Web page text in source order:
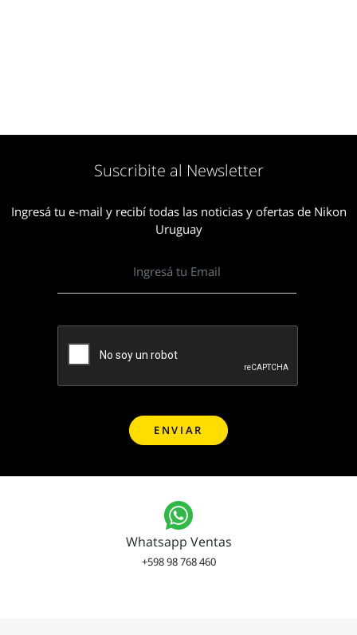
Suscribite al Newsletter
Ingresá tu e-mail y recibí todas las noticias y ofertas de Nikon
Uruguay
Whatsapp Ventas
+598 98 768 460